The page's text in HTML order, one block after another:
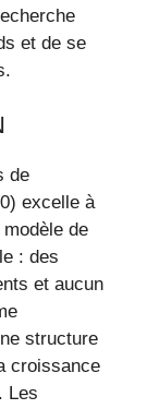
et de se
de
excelle à
de
: des
et aucun
structure
croissance
Les